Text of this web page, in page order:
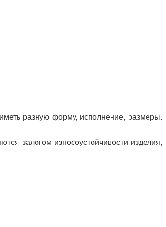
разную форму, исполнение, размеры.
залогом износоустойчивости изделия,